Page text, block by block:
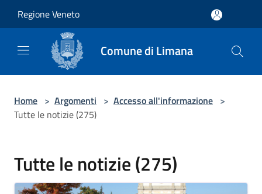
Regione Veneto
Comune di Limana
Home > Argomenti > Accesso all'informazione >
Tutte le notizie (275)
Tutte le notizie (275)